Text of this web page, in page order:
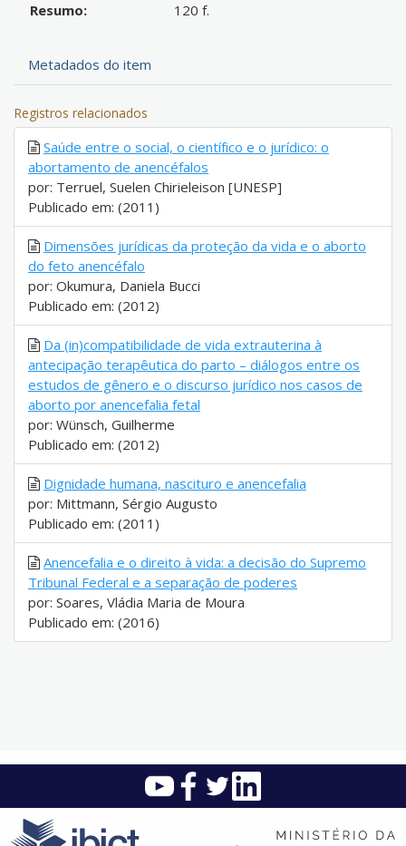
Resumo:
120 f.
Metadados do item
Registros relacionados
Saúde entre o social, o científico e o jurídico: o
abortamento de anencéfalos
por: Terruel, Suelen Chirieleison [UNESP]
Publicado em: (2011)
Dimensões jurídicas da proteção da vida e o aborto
do feto anencéfalo
por: Okumura, Daniela Bucci
Publicado em: (2012)
Da (in)compatibilidade de vida extrauterina à
antecipação terapêutica do parto – diálogos entre os
estudos de gênero e o discurso jurídico nos casos de
aborto por anencefalia fetal
por: Wünsch, Guilherme
Publicado em: (2012)
Dignidade humana, nascituro e anencefalia
por: Mittmann, Sérgio Augusto
Publicado em: (2011)
Anencefalia e o direito à vida: a decisão do Supremo
Tribunal Federal e a separação de poderes
por: Soares, Vládia Maria de Moura
Publicado em: (2016)